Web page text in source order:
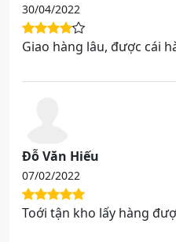
30/04/2022
Giao hàng lâu, được cái
Đỗ Văn Hiếu
07/02/2022
Toới tận kho lấy hàng